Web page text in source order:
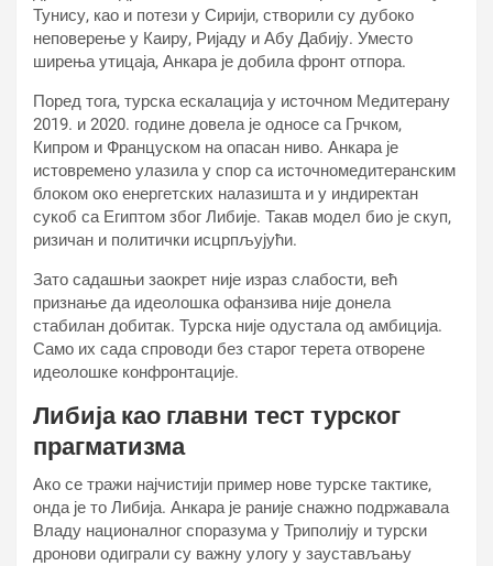
Тунису, као и потези у Сирији, створили су дубоко
неповерење у Каиру, Ријаду и Абу Дабију. Уместо
ширења утицаја, Анкара је добила фронт отпора.
Поред тога, турска ескалација у источном Медитерану
2019. и 2020. године довела је односе са Грчком,
Кипром и Француском на опасан ниво. Анкара је
истовремено улазила у спор са источномедитеранским
блоком око енергетских налазишта и у индиректан
сукоб са Египтом због Либије. Такав модел био је скуп,
ризичан и политички исцрпљујући.
Зато садашњи заокрет није израз слабости, већ
признање да идеолошка офанзива није донела
стабилан добитак. Турска није одустала од амбиција.
Само их сада спроводи без старог терета отворене
идеолошке конфронтације.
Либија као главни тест турског
прагматизма
Ако се тражи најчистији пример нове турске тактике,
онда је то Либија. Анкара је раније снажно подржавала
Владу националног споразума у Триполију и турски
дронови одиграли су важну улогу у заустављању